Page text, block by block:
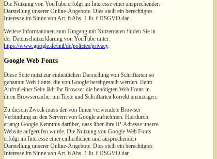
Die Nutzung von YouTube erfolgt im Interesse einer ansprechenden
Darstellung unserer Online-Angebote. Dies stellt ein berechtigtes
Interesse im Sinne von Art. 6 Abs. 1 lit. f DSGVO dar.
Weitere Informationen zum Umgang mit Nutzerdaten finden Sie in
der Datenschutzerklärung von YouTube unter:
https://www.google.de/intl/de/policies/privacy.
Google Web Fonts
Diese Seite nutzt zur einheitlichen Darstellung von Schriftarten so
genannte Web Fonts, die von Google bereitgestellt werden. Beim
Aufruf einer Seite lädt Ihr Browser die benötigten Web Fonts in
ihren Browsercache, um Texte und Schriftarten korrekt anzuzeigen.
Zu diesem Zweck muss der von Ihnen verwendete Browser
Verbindung zu den Servern von Google aufnehmen. Hierdurch
erlangt Google Kenntnis darüber, dass über Ihre IP-Adresse unsere
Website aufgerufen wurde. Die Nutzung von Google Web Fonts
erfolgt im Interesse einer einheitlichen und ansprechenden
Darstellung unserer Online-Angebote. Dies stellt ein berechtigtes
Interesse im Sinne von Art. 6 Abs. 1 lit. f DSGVO dar.